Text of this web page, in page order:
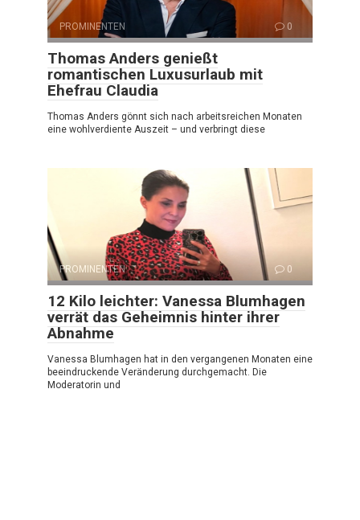
PROMINENTEN 0
Thomas Anders genießt
romantischen Luxusurlaub mit
Ehefrau Claudia
Thomas Anders gönnt sich nach arbeitsreichen Monaten
eine wohlverdiente Auszeit – und verbringt diese
PROMINENTEN 0
12 Kilo leichter: Vanessa Blumhagen
verrät das Geheimnis hinter ihrer
Abnahme
Vanessa Blumhagen hat in den vergangenen Monaten eine
beeindruckende Veränderung durchgemacht. Die
Moderatorin und